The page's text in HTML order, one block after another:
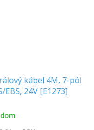
kábel 4M, 7-pól
EBS, 24V [E1273]